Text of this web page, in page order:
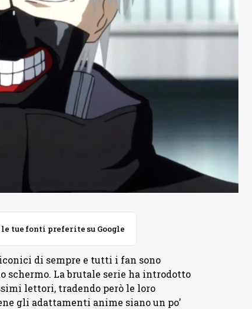
tue fonti preferite su Google
di sempre e tutti i fan sono
schermo. La brutale serie ha introdotto
lettori, tradendo però le loro
gli adattamenti anime siano un po’